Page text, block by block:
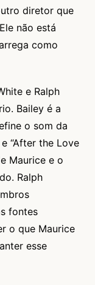
diretor que
não está
como
e Ralph
Bailey é a
o som da
“After the Love
Maurice e o
Ralph
fontes
o que Maurice
esse